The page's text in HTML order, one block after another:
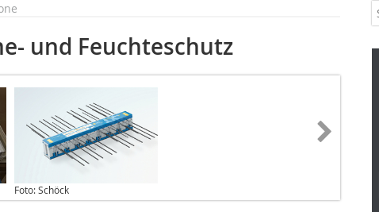
und Feuchteschutz
Foto: Schöck